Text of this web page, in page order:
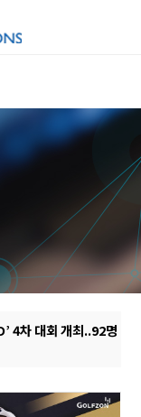
4차 대회 개최..92명